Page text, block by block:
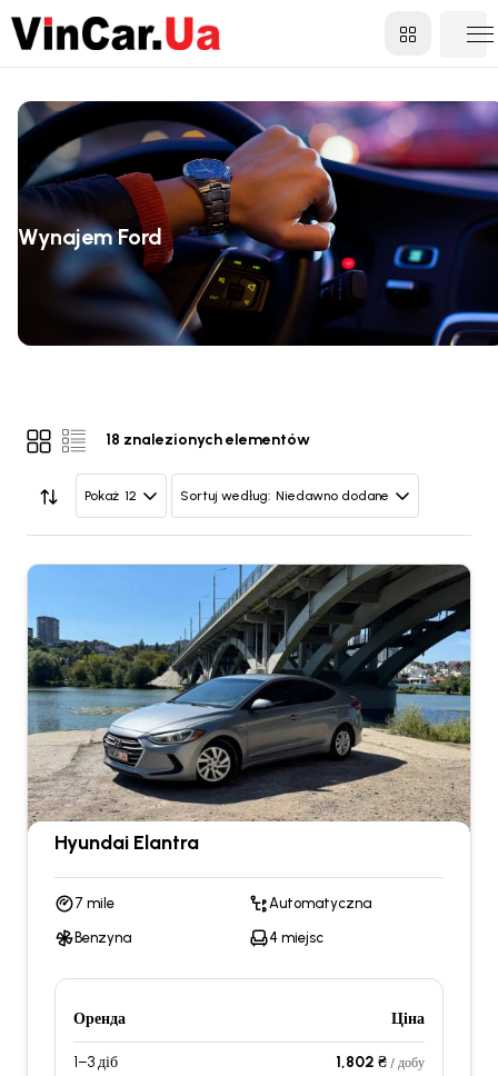
Wynajem Ford
18 znalezionych elementów
Pokaż 12 Sortuj według: Niedawno dodane
Hyundai Elantra
7 mile Automatyczna
Benzyna 4 miejsc
Оренда Ціна
1–3 діб 1,802 ₴ / добу